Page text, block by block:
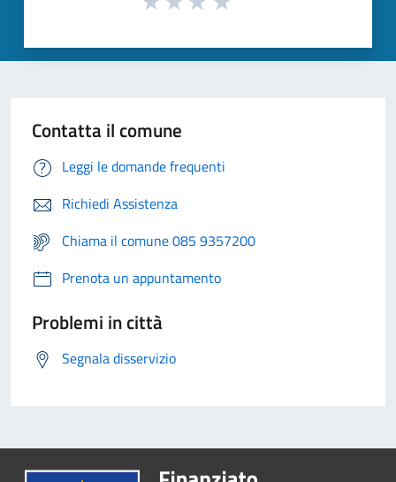
Contatta il comune
Leggi le domande frequenti
Richiedi Assistenza
Chiama il comune 085 9357200
Prenota un appuntamento
Problemi in città
Segnala disservizio